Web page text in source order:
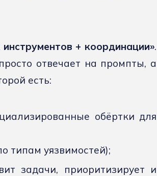
+ координации».
отвечает на промпты, а
есть:
обёртки для
типам уязвимостей);
задачи, приоритизирует и